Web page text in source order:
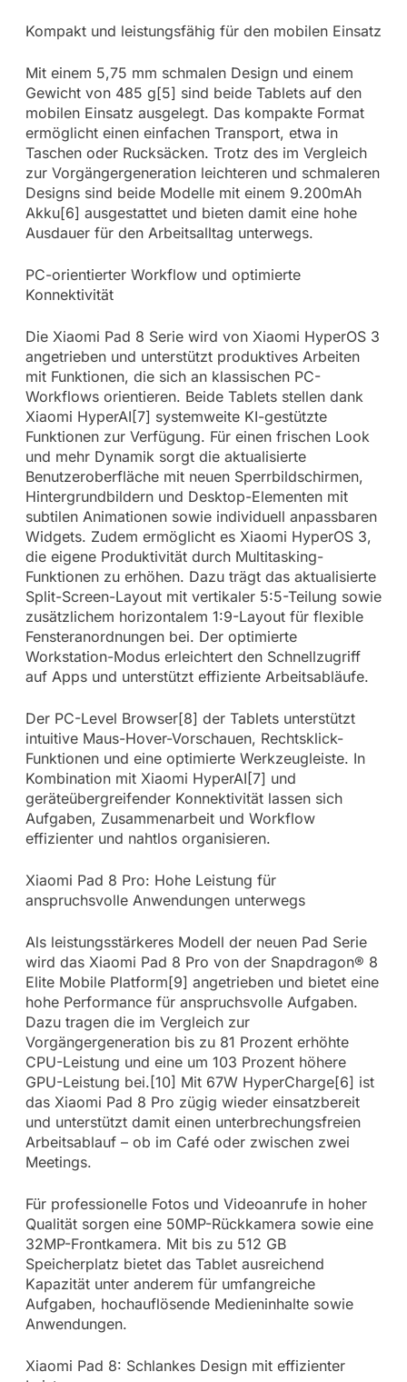
Kompakt und leistungsfähig für den mobilen Einsatz
Mit einem 5,75 mm schmalen Design und einem
Gewicht von 485 g[5] sind beide Tablets auf den
mobilen Einsatz ausgelegt. Das kompakte Format
ermöglicht einen einfachen Transport, etwa in
Taschen oder Rucksäcken. Trotz des im Vergleich
zur Vorgängergeneration leichteren und schmaleren
Designs sind beide Modelle mit einem 9.200mAh
Akku[6] ausgestattet und bieten damit eine hohe
Ausdauer für den Arbeitsalltag unterwegs.
PC-orientierter Workflow und optimierte
Konnektivität
Die Xiaomi Pad 8 Serie wird von Xiaomi HyperOS 3
angetrieben und unterstützt produktives Arbeiten
mit Funktionen, die sich an klassischen PC-
Workflows orientieren. Beide Tablets stellen dank
Xiaomi HyperAI[7] systemweite KI-gestützte
Funktionen zur Verfügung. Für einen frischen Look
und mehr Dynamik sorgt die aktualisierte
Benutzeroberfläche mit neuen Sperrbildschirmen,
Hintergrundbildern und Desktop-Elementen mit
subtilen Animationen sowie individuell anpassbaren
Widgets. Zudem ermöglicht es Xiaomi HyperOS 3,
die eigene Produktivität durch Multitasking-
Funktionen zu erhöhen. Dazu trägt das aktualisierte
Split-Screen-Layout mit vertikaler 5:5-Teilung sowie
zusätzlichem horizontalem 1:9-Layout für flexible
Fensteranordnungen bei. Der optimierte
Workstation-Modus erleichtert den Schnellzugriff
auf Apps und unterstützt effiziente Arbeitsabläufe.
Der PC-Level Browser[8] der Tablets unterstützt
intuitive Maus-Hover-Vorschauen, Rechtsklick-
Funktionen und eine optimierte Werkzeugleiste. In
Kombination mit Xiaomi HyperAI[7] und
geräteübergreifender Konnektivität lassen sich
Aufgaben, Zusammenarbeit und Workflow
effizienter und nahtlos organisieren.
Xiaomi Pad 8 Pro: Hohe Leistung für
anspruchsvolle Anwendungen unterwegs
Als leistungsstärkeres Modell der neuen Pad Serie
wird das Xiaomi Pad 8 Pro von der Snapdragon® 8
Elite Mobile Platform[9] angetrieben und bietet eine
hohe Performance für anspruchsvolle Aufgaben.
Dazu tragen die im Vergleich zur
Vorgängergeneration bis zu 81 Prozent erhöhte
CPU-Leistung und eine um 103 Prozent höhere
GPU-Leistung bei.[10] Mit 67W HyperCharge[6] ist
das Xiaomi Pad 8 Pro zügig wieder einsatzbereit
und unterstützt damit einen unterbrechungsfreien
Arbeitsablauf – ob im Café oder zwischen zwei
Meetings.
Für professionelle Fotos und Videoanrufe in hoher
Qualität sorgen eine 50MP-Rückkamera sowie eine
32MP-Frontkamera. Mit bis zu 512 GB
Speicherplatz bietet das Tablet ausreichend
Kapazität unter anderem für umfangreiche
Aufgaben, hochauflösende Medieninhalte sowie
Anwendungen.
Xiaomi Pad 8: Schlankes Design mit effizienter